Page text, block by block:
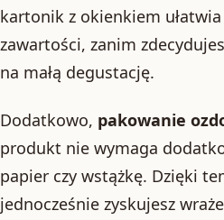
kartonik z okienkiem
zawartości, zanim
na małą degustację.
Dodatkowo, pakowanie
produkt nie wymaga
papier czy wstążkę. Dzięki
jednocześnie zyskujesz